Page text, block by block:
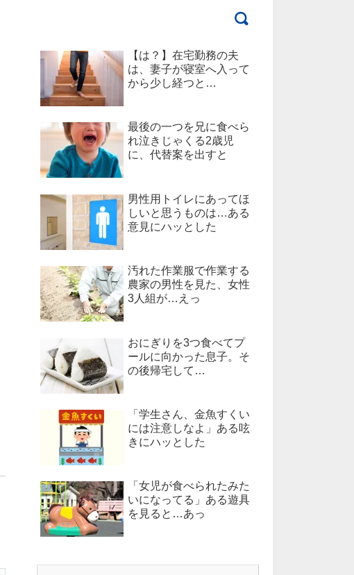
【は？】在宅勤務の夫
は、妻子が寝室へ入って
から少し経つと…
最後の一つを兄に食べら
れ泣きじゃくる2歳児
に、代替案を出すと
男性用トイレにあってほ
しいと思うものは…ある
意見にハッとした
汚れた作業服で作業する
農家の男性を見た、女性
3人組が…えっ
おにぎりを3つ食べてプ
ールに向かった息子。そ
の後帰宅して…
「学生さん、金魚すくい
には注意しなよ」ある呟
きにハッとした
「女児が食べられたみた
いになってる」ある遊具
を見ると…あっ